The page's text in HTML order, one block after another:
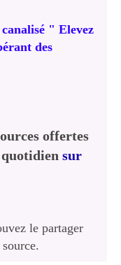
" Elevez
des
offertes
sur
le partager